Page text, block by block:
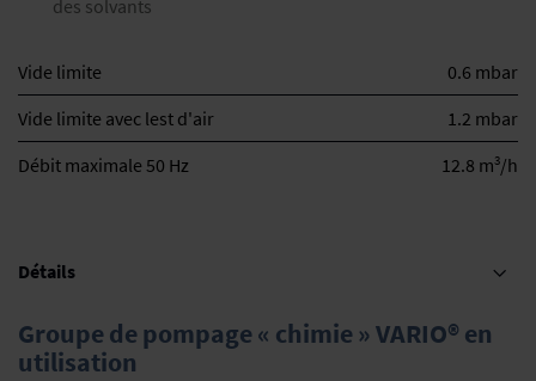
des solvants
Vide limite
0.6 mbar
Vide limite avec lest d'air
1.2 mbar
Débit maximale 50 Hz
12.8 m3/h
Détails
Groupe de pompage « chimie » VARIO® en
utilisation